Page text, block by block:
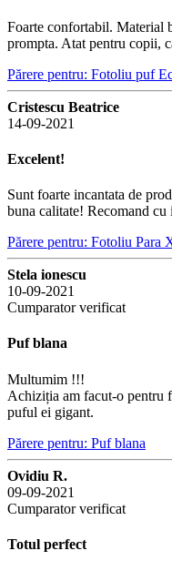
Foarte confortabil. Material
prompta. Atat pentru copii,
Părere pentru: Fotoliu puf
Cristescu Beatrice
14-09-2021
Excelent!
Sunt foarte incantata de
buna calitate! Recomand
Părere pentru: Fotoliu Para
Stela ionescu
10-09-2021
Cumparator verificat
Puf blana
Multumim !!!
Achiziția am facut-o pentru
puful ei gigant.
Părere pentru: Puf blana
Ovidiu R.
09-09-2021
Cumparator verificat
Totul perfect